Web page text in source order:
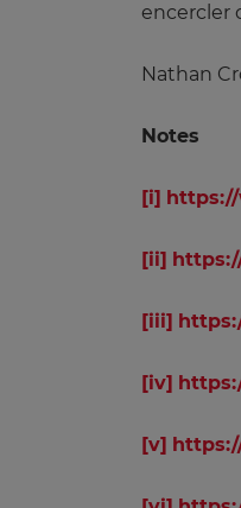
encercler
Nathan
Notes
[i]
[ii]
[iii]
[iv]
[v]